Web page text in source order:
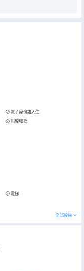
電子身份證入住
叫醒服務
電梯
全部設施